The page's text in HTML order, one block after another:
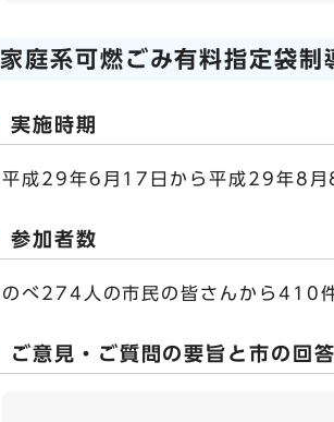
家庭系可燃ごみ有料指定袋
実施時期
平成29年6月17日から平成29年8月
参加者数
のべ274人の市民の皆さんから410
ご意見・ご質問の要旨と市の回答